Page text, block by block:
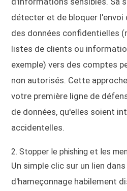
détecter et de bloquer
des données confidentielles
listes de clients ou
exemple) vers des comptes
non autorisés. Cette
votre première ligne de
de données, qu'elles soient
accidentelles.
2. Stopper le phishing et les
Un simple clic sur un lien
d'hameçonnage habilement